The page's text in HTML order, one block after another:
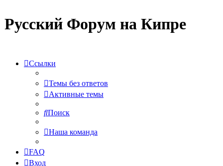
Русский Форум на Кипре
Ссылки
Темы без ответов
Активные темы
Поиск
Наша команда
FAQ
Вход